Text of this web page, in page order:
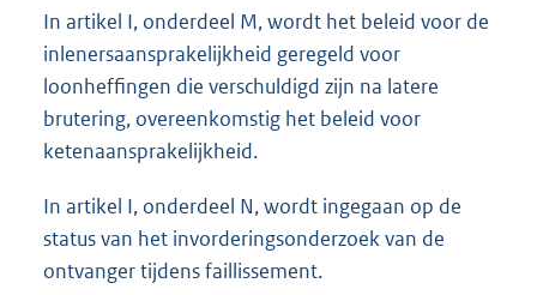
In artikel I, onderdeel M, wordt het beleid voor de
inlenersaansprakelijkheid geregeld voor
loonheffingen die verschuldigd zijn na latere
brutering, overeenkomstig het beleid voor
ketenaansprakelijkheid.
In artikel I, onderdeel N, wordt ingegaan op de
status van het invorderingsonderzoek van de
ontvanger tijdens faillissement.